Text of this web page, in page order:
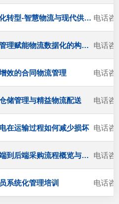
数字化转型-智慧物流与现代供应链 电话咨
精益管理赋能物流数据化的构建 -烟草企业 电话咨
效的合同物流管理 电话咨
储管理与精益物流配送 电话咨
在运输过程如何减少损坏 电话咨
从前端到后端采购流程概览与采购谈判技巧 电话咨
系统化管理培训 电话咨